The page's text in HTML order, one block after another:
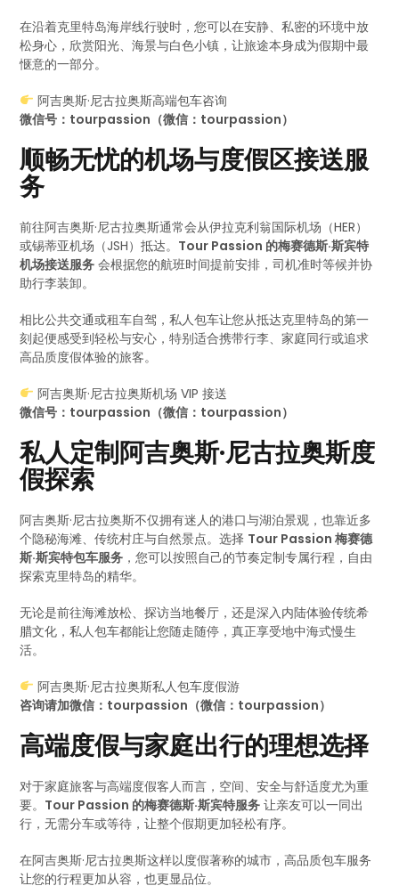
在沿着克里特岛海岸线行驶时，您可以在安静、私密的环境中放
松身心，欣赏阳光、海景与白色小镇，让旅途本身成为假期中最
惬意的一部分。
阿吉奥斯·尼古拉奥斯高端包车咨询
微信号：tourpassion（微信：tourpassion）
顺畅无忧的机场与度假区接送服
务
前往阿吉奥斯·尼古拉奥斯通常会从伊拉克利翁国际机场（HER）
或锡蒂亚机场（JSH）抵达。 Tour Passion 的梅赛德斯·斯宾特
机场接送服务 会根据您的航班时间提前安排，司机准时等候并协
助行李装卸。
相比公共交通或租车自驾，私人包车让您从抵达克里特岛的第一
刻起便感受到轻松与安心，特别适合携带行李、家庭同行或追求
高品质度假体验的旅客。
阿吉奥斯·尼古拉奥斯机场 VIP 接送
微信号：tourpassion（微信：tourpassion）
私人定制阿吉奥斯·尼古拉奥斯度
假探索
阿吉奥斯·尼古拉奥斯不仅拥有迷人的港口与湖泊景观，也靠近多
个隐秘海滩、传统村庄与自然景点。选择 Tour Passion 梅赛德
斯·斯宾特包车服务 ，您可以按照自己的节奏定制专属行程，自由
探索克里特岛的精华。
无论是前往海滩放松、探访当地餐厅，还是深入内陆体验传统希
腊文化，私人包车都能让您随走随停，真正享受地中海式慢生
活。
阿吉奥斯·尼古拉奥斯私人包车度假游
咨询请加微信：tourpassion（微信：tourpassion）
高端度假与家庭出行的理想选择
对于家庭旅客与高端度假客人而言，空间、安全与舒适度尤为重
要。 Tour Passion 的梅赛德斯·斯宾特服务 让亲友可以一同出
行，无需分车或等待，让整个假期更加轻松有序。
在阿吉奥斯·尼古拉奥斯这样以度假著称的城市，高品质包车服务
让您的行程更加从容，也更显品位。